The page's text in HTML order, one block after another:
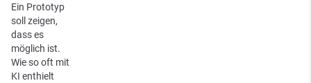
Ein Prototyp
soll zeigen,
dass es
möglich ist.
Wie so oft mit
KI enthielt